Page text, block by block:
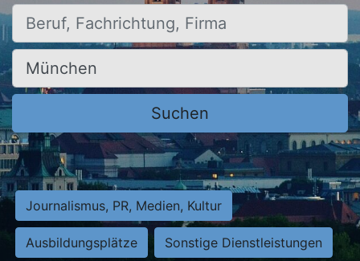
Beruf, Fachrichtung, Firma
Ort, Stadt
Suchen
Journalismus, PR, Medien, Kultur
Ausbildungsplätze Sonstige Dienstleistungen